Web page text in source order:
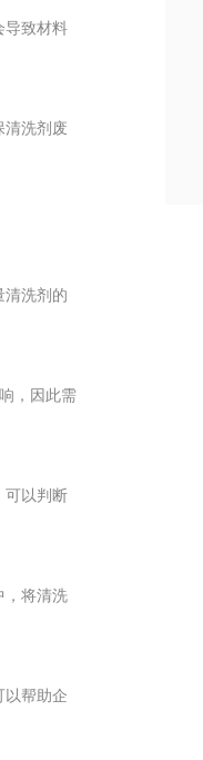
导致材料
清洗剂废
清洗剂的
，因此需
可以判断
，将清洗
以帮助企